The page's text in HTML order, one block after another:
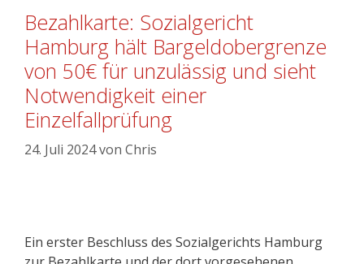
Bezahlkarte: Sozialgericht
Hamburg hält Bargeldobergrenze
von 50€ für unzulässig und sieht
Notwendigkeit einer
Einzelfallprüfung
24. Juli 2024von Chris
Ein erster Beschluss des Sozialgerichts Hamburg